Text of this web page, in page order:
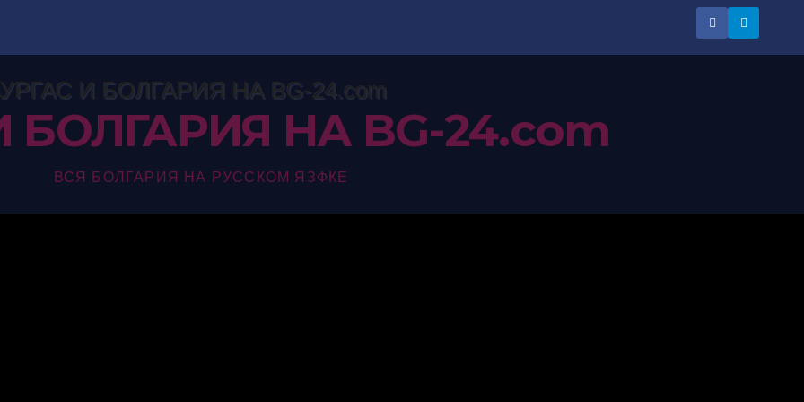
БОЛГАРИЯ НА BG-24.com
ВСЯ БОЛГАРИЯ НА РУССКОМ ЯЗФКЕ